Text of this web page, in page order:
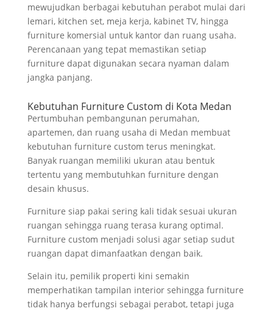
mewujudkan berbagai kebutuhan perabot mulai dari
lemari, kitchen set, meja kerja, kabinet TV, hingga
furniture komersial untuk kantor dan ruang usaha.
Perencanaan yang tepat memastikan setiap
furniture dapat digunakan secara nyaman dalam
jangka panjang.
Kebutuhan Furniture Custom di Kota Medan
Pertumbuhan pembangunan perumahan,
apartemen, dan ruang usaha di Medan membuat
kebutuhan furniture custom terus meningkat.
Banyak ruangan memiliki ukuran atau bentuk
tertentu yang membutuhkan furniture dengan
desain khusus.
Furniture siap pakai sering kali tidak sesuai ukuran
ruangan sehingga ruang terasa kurang optimal.
Furniture custom menjadi solusi agar setiap sudut
ruangan dapat dimanfaatkan dengan baik.
Selain itu, pemilik properti kini semakin
memperhatikan tampilan interior sehingga furniture
tidak hanya berfungsi sebagai perabot, tetapi juga